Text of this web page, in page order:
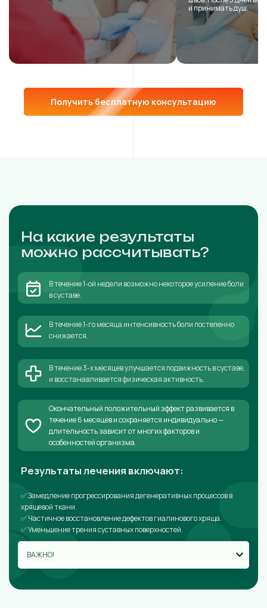
и принимать душ.
Получить бесплатную консультацию
На какие результаты
можно рассчитывать?
В течение 1-ой недели возможно некоторое усиление боли
в суставе.
В течение 1-го месяца интенсивность боли постепенно
снижается.
В течение 3-х месяцев улучшается подвижность в суставе,
и восстанавливается физическая активность.
Окончательный положительный эффект развивается в
течение 6 месяцев и сохраняется индивидуально —
длительность зависит от многих факторов и
особенностей организма.
Результаты лечения включают:
✅ Замедление прогрессирования дегенеративных процессов в
хрящевой ткани.
✅ Частичное восстановление дефектов гиалинового хряща.
✅ Уменьшение трения суставных поверхностей.
ВАЖНО!